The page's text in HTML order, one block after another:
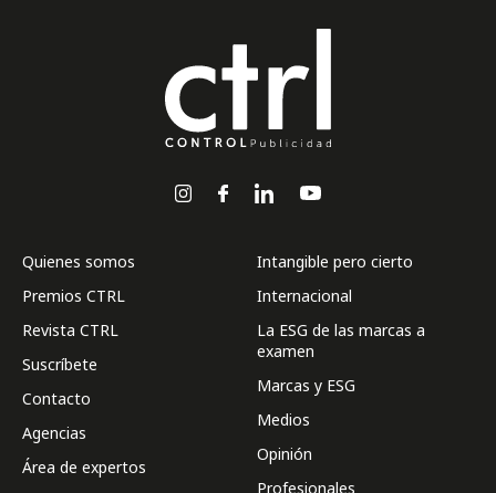
Quienes somos
Premios CTRL
Revista CTRL
Suscríbete
Contacto
Agencias
Área de expertos
Intangible pero cierto
Internacional
La ESG de las marcas a
examen
Marcas y ESG
Medios
Opinión
Profesionales